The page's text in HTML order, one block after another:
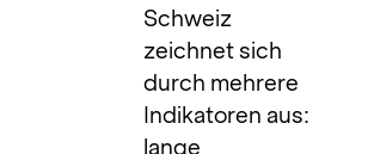
Schweiz
zeichnet sich
durch mehrere
Indikatoren aus:
lange